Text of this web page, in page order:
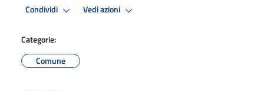
Condividi Vedi azioni
Categorie:
Comune